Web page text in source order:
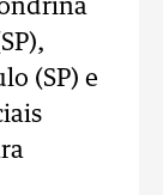
(SP) e